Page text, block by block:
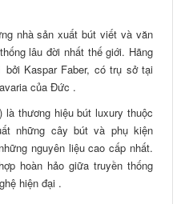
nhà sản xuất bút viết và văn
lâu đời nhất thế giới. Hãng
bởi Kaspar Faber, có trụ sở tại
của Đức .
là thương hiệu bút luxury thuộc
những cây bút và phụ kiện
nguyên liệu cao cấp nhất.
hoàn hảo giữa truyền thống
hiện đại .